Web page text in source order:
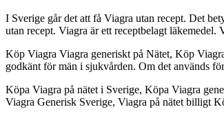
I Sverige går det att få Viagra utan recept. Det
utan recept. Viagra är ett receptbelagt
Köp Viagra Viagra generiskt på Nätet, Köp
godkänt för män i sjukvården. Om det används
Köpa Viagra på nätet i Sverige, Köpa Viagra
Viagra Generisk Sverige, Viagra på nätet billigt